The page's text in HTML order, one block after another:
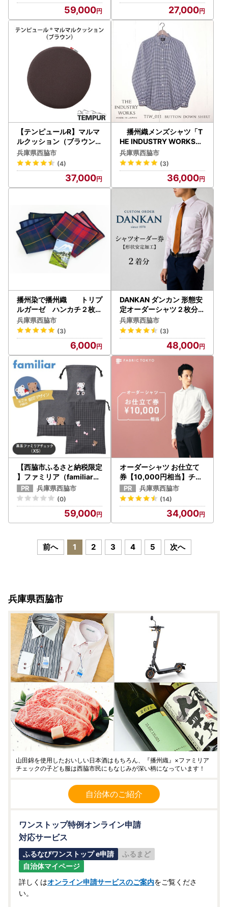
59,000 27,000
【テンピュールR】マルマ
ルクッション（ブラウン）
37-27
兵庫県西脇市
(4)
37,000
播州織メンズシャツ「T
HE INDUSTRY WORKS」
（1着）【TIW_011（ネイ
兵庫県西脇市
(3)
36,000
播州染で播州織 トリプ
ルガーゼ ハンカチ２枚組
（06-23） レッド＆ブル
ー
兵庫県西脇市
(3)
6,000
DANKAN ダンカン 形態安
定オーダーシャツ２枚分お
仕立て券【プランA】（48
-10）
兵庫県西脇市
(3)
48,000
【西脇市ふるさと納税限定
】ファミリア（familiar）
巾着3点セット（680218
）XS（黒系チェック）
兵庫県西脇市
(0)
59,000
オーダーシャツ お仕立て
券【10,000円相当】チケ
ット 利用券 （34-11）
兵庫県西脇市
(14)
34,000
前へ 1 2 3 4 5 次へ
兵庫県西脇市
山田錦を使用したおいしい日本酒はもちろん、『播州織』×ファミリア
チェックの子ども服は西脇市民にもなじみが深い柄になっています！
自治体のご紹介
ワンストップ特例オンライン申請
対応サービス
ふるなびワンストップ e申請
ふるまど
自治体マイページ
詳しくはオンライン申請サービスのご案内をご覧くださ
い。